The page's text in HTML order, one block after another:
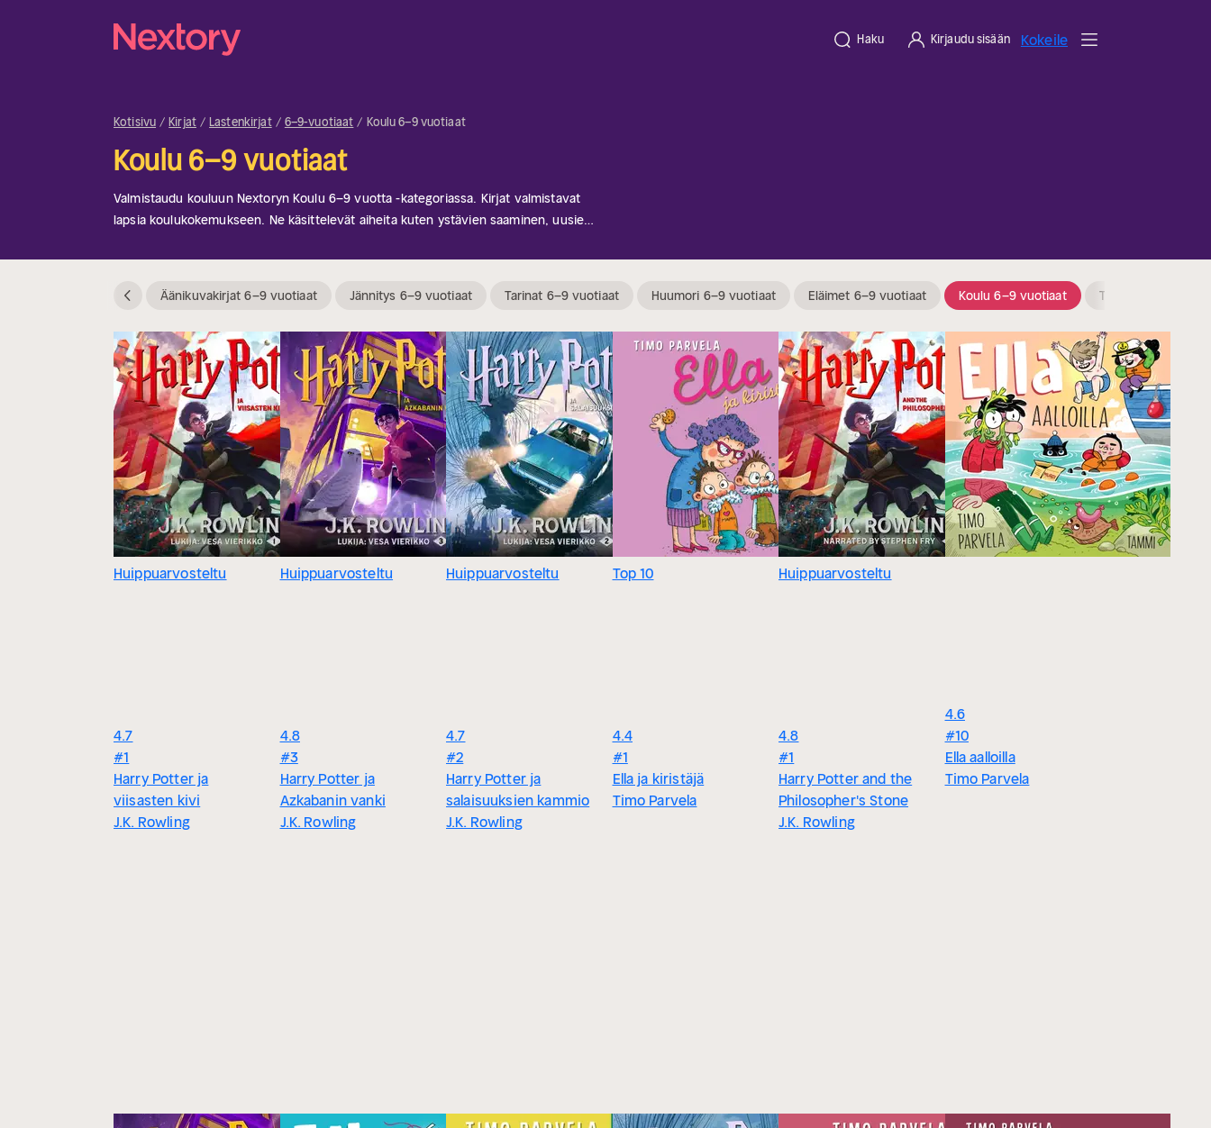
Haku Kirjaudu sisään Kokeile
Kotisivu Kirjat Lastenkirjat 6–9-vuotiaat Koulu 6–9 vuotiaat
Koulu 6–9 vuotiaat
Valmistaudu kouluun Nextoryn Koulu 6–9 vuotta -kategoriassa. Kirjat valmistavat
lapsia koulukokemukseen. Ne käsittelevät aiheita kuten ystävien saaminen, uusien
aloittavat tai jo käyvät koulua. Olipa kyseessä tarina ensimmäisestä koulupäivästä
askeleella.
Äänikuvakirjat 6–9 vuotiaat Jännitys 6–9 vuotiaat Tarinat 6–9 vuotiaat Huumori 6–9 vuotiaat Eläimet 6–9 vuotiaat Koulu 6–9 vuotiaat Tietokirjat 6–9
Huippuarvosteltu
4.7
#1
Harry Potter ja
viisasten kivi
J.K. Rowling
Huippuarvosteltu
4.8
#3
Harry Potter ja
Azkabanin vanki
J.K. Rowling
Huippuarvosteltu
4.7
#2
Harry Potter ja
salaisuuksien kammio
J.K. Rowling
Top 10
4.4
#1
Ella ja kiristäjä
Timo Parvela
Huippuarvosteltu
4.8
#1
Harry Potter and the
Philosopher's Stone
J.K. Rowling
4.6
#10
Ella aalloilla
Timo Parvela